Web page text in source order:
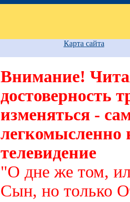
Карта сайта
Внимание!
достоверность
изменяться -
легкомысленно
телевидение
"О дне же том,
Сын, но только